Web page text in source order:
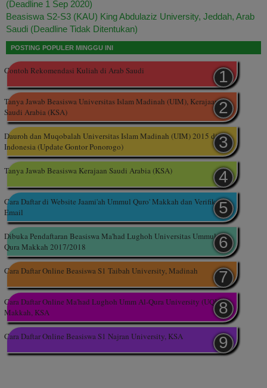
(Deadline 1 Sep 2020)
Beasiswa S2-S3 (KAU) King Abdulaziz University, Jeddah, Arab
Saudi (Deadline Tidak Ditentukan)
POSTING POPULER MINGGU INI
Contoh Rekomendasi Kuliah di Arab Saudi
Tanya Jawab Beasiswa Universitas Islam Madinah (UIM), Kerajaan
Saudi Arabia (KSA)
Dauroh dan Muqobalah Universitas Islam Madinah (UIM) 2015 di
Indonesia (Update Gontor Ponorogo)
Tanya Jawab Beasiswa Kerajaan Saudi Arabia (KSA)
Cara Daftar di Website Jaami'ah Ummul Quro' Makkah dan Verifikasi
Email
Dibuka Pendaftaran Beasiswa Ma'had Lughoh Universitas Ummul
Qura Makkah 2017/2018
Cara Daftar Online Beasiswa S1 Taibah University, Madinah
Cara Daftar Online Ma'had Lughoh Umm Al-Qura University (UQU),
Makkah, KSA
Cara Daftar Online Beasiswa S1 Najran University, KSA